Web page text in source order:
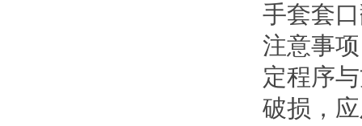
手套套
注意事
定程序
破损，